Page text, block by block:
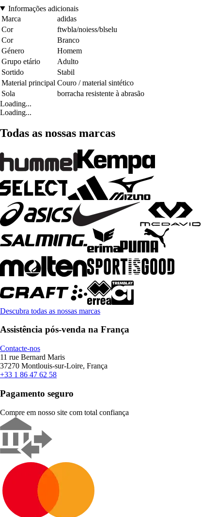
Informações adicionais
Marca
adidas
Cor
ftwbla/noiess/blselu
Cor
Branco
Género
Homem
Grupo etário
Adulto
Sortido
Stabil
Material principal Couro / material sintético
Sola
borracha resistente à abrasão
Loading...
Loading...
Todas as nossas marcas
Descubra todas as nossas marcas
Assistência pós-venda na França
Contacte-nos
11 rue Bernard Maris
37270 Montlouis-sur-Loire, França
+33 1 86 47 62 58
Pagamento seguro
Compre em nosso site com total confiança